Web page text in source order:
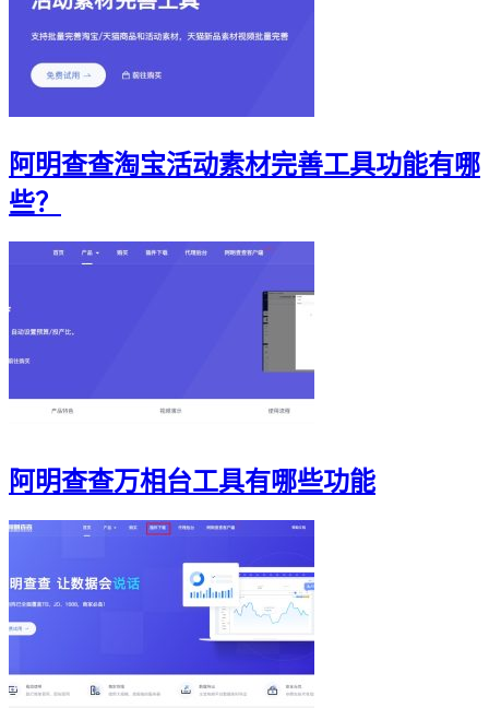
阿明查查淘宝活动素材完善工具功能有哪
些？
阿明查查万相台工具有哪些功能